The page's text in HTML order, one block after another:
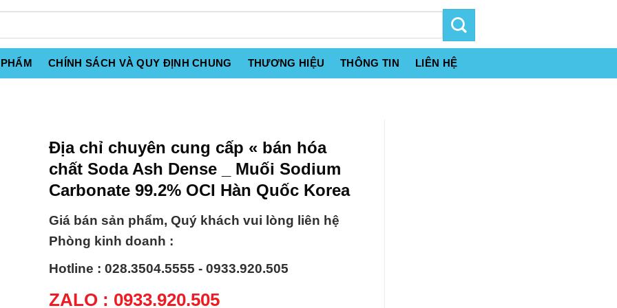
CHÍNH SÁCH VÀ QUY ĐỊNH CHUNG THƯƠNG HIỆU THÔNG TIN LIÊN HỆ
Địa chỉ chuyên cung cấp « bán hóa
chất Soda Ash Dense _ Muối Sodium
Carbonate 99.2% OCI Hàn Quốc Korea
Giá bán sản phẩm, Quý khách vui lòng liên hệ
Phòng kinh doanh :
Hotline : 028.3504.5555 - 0933.920.505
ZALO : 0933.920.505